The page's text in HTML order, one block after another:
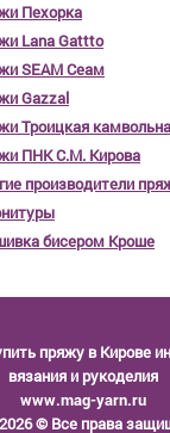
Пехорка
Lana Gattto
SEAM Сеам
Gazzal
Троицкая
ПНК С.М. Кирова
производители
бисером Кроше
пряжу в Кирове
вязания и рукоделия
www.mag-yarn.ru
© Все права